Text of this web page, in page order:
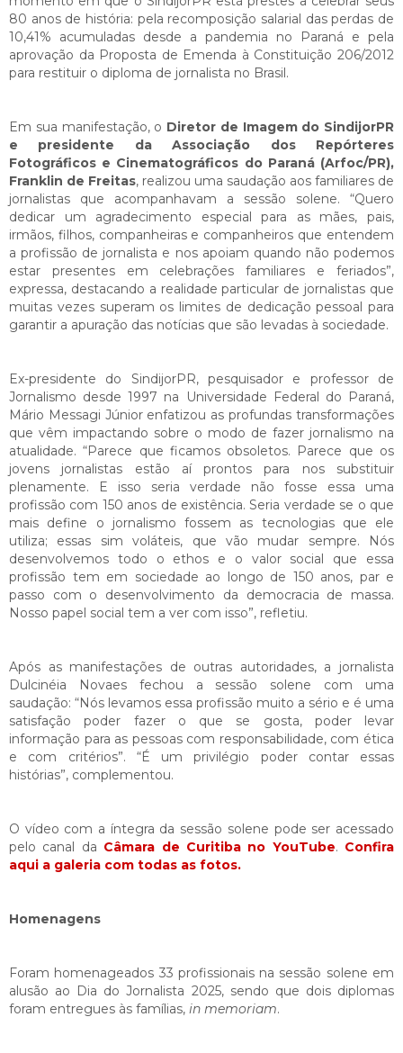
80 anos de história: pela recomposição salarial das perdas de
10,41% acumuladas desde a pandemia no Paraná e pela
aprovação da Proposta de Emenda à Constituição 206/2012
para restituir o diploma de jornalista no Brasil.
Em sua manifestação, o Diretor de Imagem do SindijorPR
e presidente da Associação dos Repórteres
Fotográficos e Cinematográficos do Paraná (Arfoc/PR),
Franklin de Freitas, realizou uma saudação aos familiares de
jornalistas que acompanhavam a sessão solene. “Quero
dedicar um agradecimento especial para as mães, pais,
irmãos, filhos, companheiras e companheiros que entendem
a profissão de jornalista e nos apoiam quando não podemos
estar presentes em celebrações familiares e feriados”,
expressa, destacando a realidade particular de jornalistas que
muitas vezes superam os limites de dedicação pessoal para
garantir a apuração das notícias que são levadas à sociedade.
Ex-presidente do SindijorPR, pesquisador e professor de
Jornalismo desde 1997 na Universidade Federal do Paraná,
Mário Messagi Júnior enfatizou as profundas transformações
que vêm impactando sobre o modo de fazer jornalismo na
atualidade. “Parece que ficamos obsoletos. Parece que os
jovens jornalistas estão aí prontos para nos substituir
plenamente. E isso seria verdade não fosse essa uma
profissão com 150 anos de existência. Seria verdade se o que
mais define o jornalismo fossem as tecnologias que ele
utiliza; essas sim voláteis, que vão mudar sempre. Nós
desenvolvemos todo o ethos e o valor social que essa
profissão tem em sociedade ao longo de 150 anos, par e
passo com o desenvolvimento da democracia de massa.
Nosso papel social tem a ver com isso”, refletiu.
Após as manifestações de outras autoridades, a jornalista
Dulcinéia Novaes fechou a sessão solene com uma
saudação: “Nós levamos essa profissão muito a sério e é uma
satisfação poder fazer o que se gosta, poder levar
informação para as pessoas com responsabilidade, com ética
e com critérios”. “É um privilégio poder contar essas
histórias”, complementou.
O vídeo com a íntegra da sessão solene pode ser acessado
pelo canal da Câmara de Curitiba no YouTube. Confira
aqui a galeria com todas as fotos.
Homenagens
Foram homenageados 33 profissionais na sessão solene em
alusão ao Dia do Jornalista 2025, sendo que dois diplomas
foram entregues às famílias, in memoriam.